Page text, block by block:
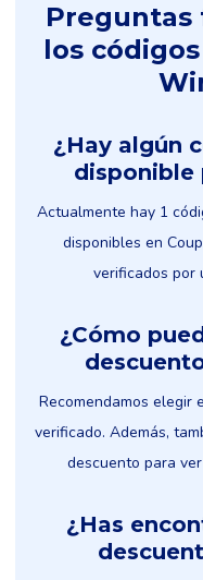
Preguntas
los
¿Hay algún
disponible
Actualmente hay 1
disponibles en
verificados por
¿Cómo
Recomendamos elegir
verificado. Además,
descuento para
¿Has